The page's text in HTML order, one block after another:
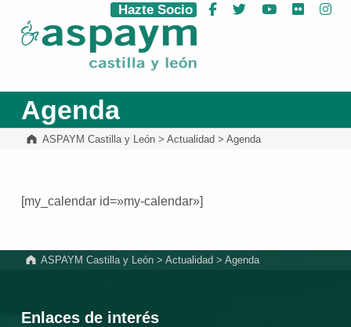
ASPAYM Castilla y León
Hazte Socio Facebook
Twitter YouTube
Flickr
Agenda
ASPAYM Castilla y León> Actualidad > Agenda
[my_calendar id=»my-calendar»]
ASPAYM Castilla y León >Actualidad >Agenda
Enlaces de interés